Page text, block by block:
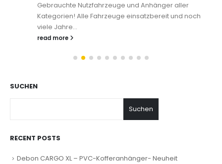
Gebrauchte Nutzfahrzeuge und Anhänger aller
Kategorien! Alle Fahrzeuge einsatzbereit und noch
viele Jahre...
read more
SUCHEN
Suchen
RECENT POSTS
Debon CARGO XL – PVC-Kofferanhänger- Neuheit